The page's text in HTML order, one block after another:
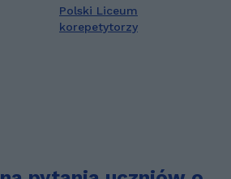
Polski Liceum
korepetytorzy